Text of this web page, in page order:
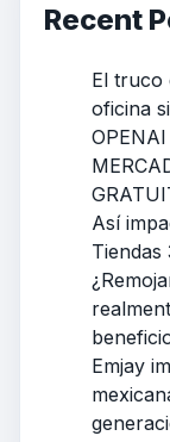
Recent
El truco
oficina
Así
Tiendas
Emjay